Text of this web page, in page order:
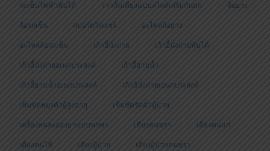
รถเข็นไฟฟ้าพับได้ ราวกั้นเตียงแบบสไลด์เสริมกันตก ล้อยาง
ล้อรถเข็น สปอร์ตวีลแชร์ อะไหล่ล้อยาง
อะไหล่ล้อรถเข็น เก้าอี้นั่งถ่าย เก้าอี้นั่งถ่ายพับได้
เก้าอี้นั่งถ่ายอเนกประสงค์ เก้าอี้อาบน้ำ
เก้าอี้อาบน้ำอเนกประสงค์ เก้าอ้นั่งถ่ายเอนกประสงค์
เข็มขัดพยุงตัวผู้สูงอายุ เข็มขัดรัดตัวผู้ป่วย
เครื่องพ่นละอองยาแบบพกพา เตียงคนชรา เตียงคนแก่
เตียงคนไข้ เตียงผู้ป่วย เตียงผู้ป่วยคนชรา